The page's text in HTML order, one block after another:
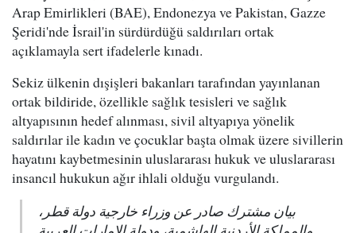
Arap Emirlikleri (BAE), Endonezya ve Pakistan, Gazze
Şeridi'nde İsrail'in sürdürdüğü saldırıları ortak
açıklamayla sert ifadelerle kınadı.
Sekiz ülkenin dışişleri bakanları tarafından yayınlanan
ortak bildiride, özellikle sağlık tesisleri ve sağlık
altyapısının hedef alınması, sivil altyapıya yönelik
saldırılar ile kadın ve çocuklar başta olmak üzere sivillerin
hayatını kaybetmesinin uluslararası hukuk ve uluslararası
insancıl hukukun ağır ihlali olduğu vurgulandı.
بيان مشترك صادر عن وزراء خارجية دولة قطر،